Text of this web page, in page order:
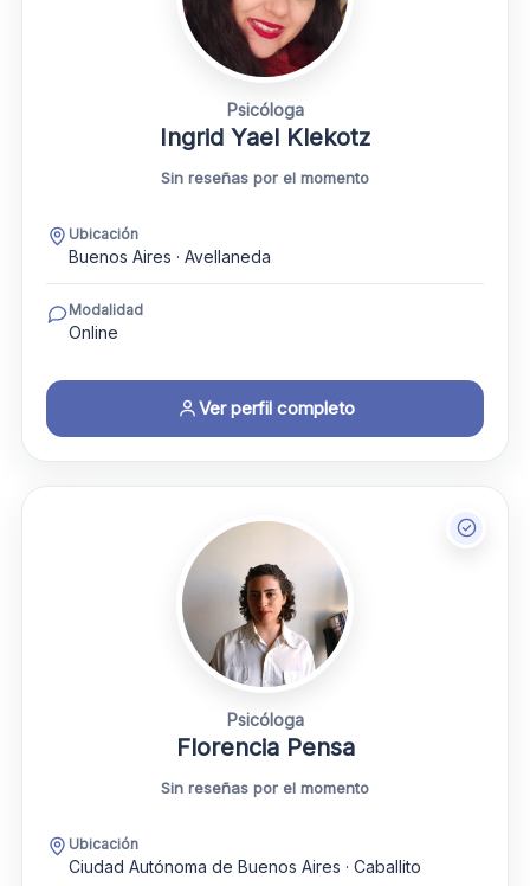
Psicóloga
Ingrid Yael Klekotz
Sin reseñas por el momento
Ubicación
Buenos Aires · Avellaneda
Modalidad
Online
Ver perfil completo
Psicóloga
Florencia Pensa
Sin reseñas por el momento
Ubicación
Ciudad Autónoma de Buenos Aires · Caballito